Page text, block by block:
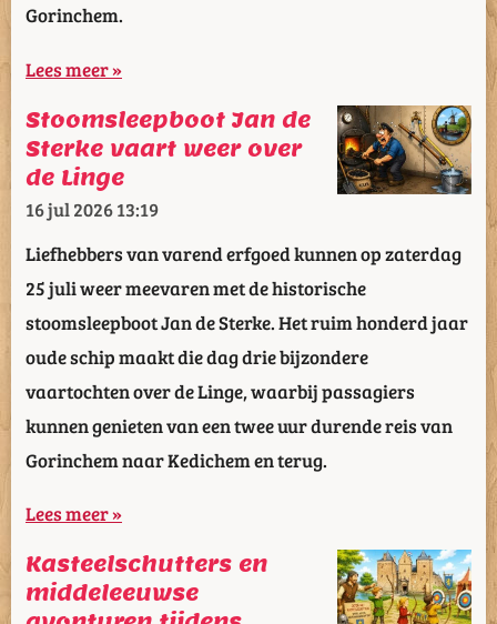
Gorinchem.
Lees meer »
Stoomsleepboot Jan de
Sterke vaart weer over
de Linge
16 jul 202613:19
Liefhebbers van varend erfgoed kunnen op zaterdag
25 juli weer meevaren met de historische
stoomsleepboot Jan de Sterke. Het ruim honderd jaar
oude schip maakt die dag drie bijzondere
vaartochten over de Linge, waarbij passagiers
kunnen genieten van een twee uur durende reis van
Gorinchem naar Kedichem en terug.
Lees meer »
Kasteelschutters en
middeleeuwse